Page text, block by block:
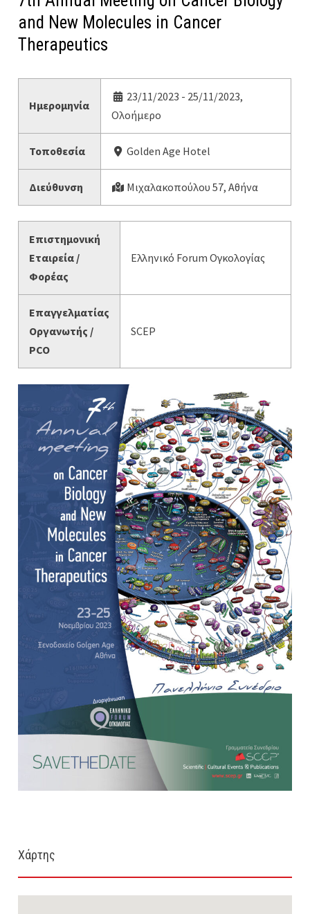
and New Molecules in Cancer
Therapeutics
Ημερομηνία
23/11/2023 - 25/11/2023,
Ολοήμερο
Τοποθεσία Golden Age Hotel
Διεύθυνση Μιχαλακοπούλου 57, Αθήνα
Επιστημονική
Εταιρεία /
Φορέας
Ελληνικό Forum Ογκολογίας
Επαγγελματίας
Οργανωτής /
PCO
SCEP
Χάρτης